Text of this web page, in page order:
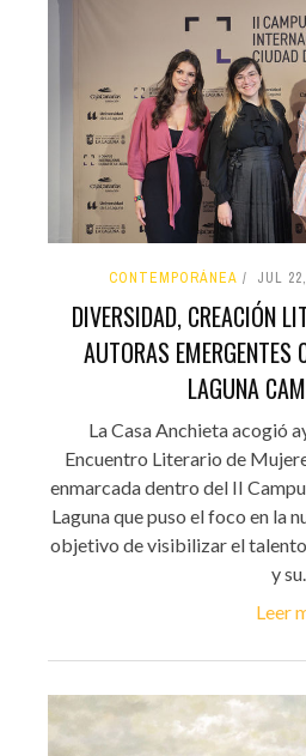
CONTEMPORÁNEA JUL
DIVERSIDAD, CREACIÓN
AUTORAS EMERGENTES
LAGUNA
La Casa Anchieta acogió
Encuentro Literario de
enmarcada dentro del II
Laguna que puso el foco en la
objetivo de visibilizar el
y
Leer